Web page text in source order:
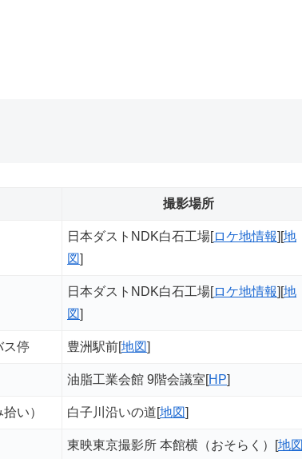
撮影場所
日本ダストNDK白石工場[ロケ地情報][地
図]
日本ダストNDK白石工場[ロケ地情報][地
図]
ス停 豊洲駅前[地図]
油脂工業会館 9階会議室[HP]
い） 白子川沿いの道[地図]
東映東京撮影所 本館横（おそらく）[地図